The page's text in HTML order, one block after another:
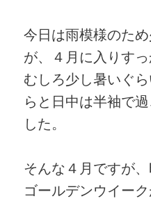
へ
移
動
今日は雨模様のた
が、４月に入りす
むしろ少し暑いぐ
らと日中は半袖で
した。
そんな４月ですが
ゴールデンウイー